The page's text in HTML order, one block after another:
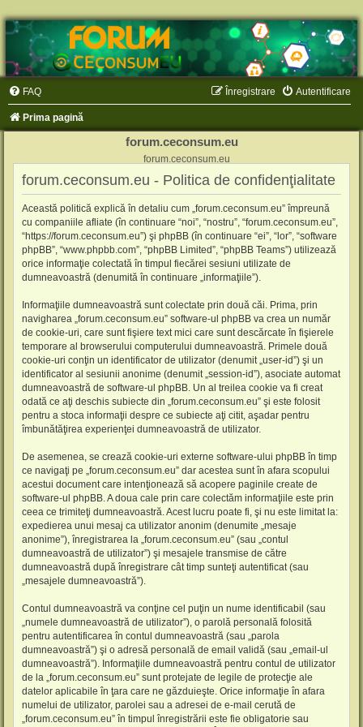
FAQ Autentificare
Înregistrare
Prima pagină
forum.ceconsum.eu
forum.ceconsum.eu
forum.ceconsum.eu - Politica de confidenţialitate
Această politică explică în detaliu cum „forum.ceconsum.eu” împreună
cu companiile afliate (în continuare “noi”, “nostru”, “forum.ceconsum.eu”,
“https://forum.ceconsum.eu”) şi phpBB (în continuare “ei”, “lor”, “software
phpBB”, “www.phpbb.com”, “phpBB Limited”, “phpBB Teams”) utilizează
orice informaţie colectată în timpul fiecărei sesiuni utilizate de
dumneavoastră (denumită în continuare „informaţiile”).
Informaţiile dumneavoastră sunt colectate prin două căi. Prima, prin
navigharea „forum.ceconsum.eu” software-ul phpBB va crea un număr
de cookie-uri, care sunt fişiere text mici care sunt descărcate în fişierele
temporare al browserului computerului dumneavoastră. Primele două
cookie-uri conţin un identificator de utilizator (denumit „user-id”) şi un
identificator al sesiunii anonime (denumit „session-id”), asociate automat
dumneavoastră de software-ul phpBB. Un al treilea cookie va fi creat
odată ce aţi deschis subiecte din „forum.ceconsum.eu” şi este folosit
pentru a stoca informaţii despre ce subiecte aţi citit, aşadar pentru
îmbunătăţirea experienţei dumneavoastră de utilizator.
De asemenea, se crează cookie-uri externe software-ului phpBB în timp
ce navigaţi pe „forum.ceconsum.eu” dar acestea sunt în afara scopului
acestui document care intenţionează să acopere paginile create de
software-ul phpBB. A doua cale prin care colectăm informaţiile este prin
ceea ce trimiteţi dumneavoastră. Acest lucru poate fi, şi nu este limitat la:
expedierea unui mesaj ca utilizator anonim (denumite „mesaje
anonime”), înregistrarea la „forum.ceconsum.eu” (sau „contul
dumneavoastră de utilizator”) şi mesajele transmise de către
dumneavoastră după înregistrare cât timp sunteţi autentificat (sau
„mesajele dumneavoastră”).
Contul dumneavoastră va conţine cel puţin un nume identificabil (sau
„numele dumneavoastră de utilizator”), o parolă personală folosită
pentru autentificarea în contul dumneavoastră (sau „parola
dumneavoastră”) şi o adresă personală de email validă (sau „email-ul
dumneavoastră”). Informaţiile dumneavoastră pentru contul de utilizator
de la „forum.ceconsum.eu” sunt protejate de legile de protecţie ale
datelor aplicabile în ţara care ne găzduieşte. Orice informaţie în afara
numelui de utilizator, parolei sau a adresei de e-mail cerută de
„forum.ceconsum.eu” în timpul înregistrării este fie obligatorie sau